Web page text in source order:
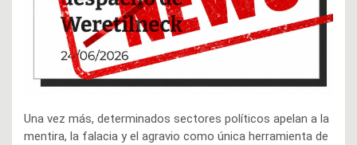
Una vez más, determinados sectores políticos apelan a la
mentira, la falacia y el agravio como única herramienta de